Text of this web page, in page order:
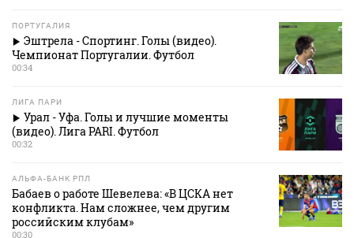
ПОРТУГАЛИЯ
Эштрела - Спортинг. Голы (видео).
Чемпионат Португалии. Футбол
00:34
ЛИГА ПАРИ
Урал - Уфа. Голы и лучшие моменты
(видео). Лига PARI. Футбол
00:32
АЛЬФА-БАНК РПЛ
Бабаев о работе Шевелева: «В ЦСКА нет
конфликта. Нам сложнее, чем другим
российским клубам»
00:30